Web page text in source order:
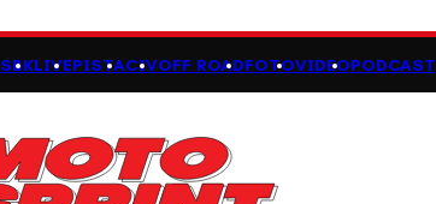
SBKLIVEPISTACIVOFF ROADFOTOVIDEOPODCAST